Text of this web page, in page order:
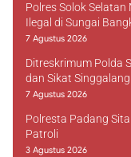
Polres Solok
Ilegal di Sungai
7 Agustus 2026
Ditreskrimum Polda
dan Sikat
7 Agustus 2026
Polresta Padang
Patroli
3 Agustus 2026